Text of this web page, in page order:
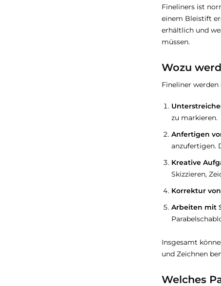
Fineliners ist
einem Bleistift
erhältlich und
müssen.
Wozu
Fineliner werden
zu markieren.
Anfertigen
anzufertigen.
Kreative
Skizzieren,
Korrektur
Arbeiten mit
Insgesamt
und Zeichnen
Welches